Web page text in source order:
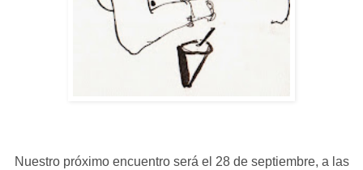
Nuestro próximo encuentro será el 28 de septiembre, a las